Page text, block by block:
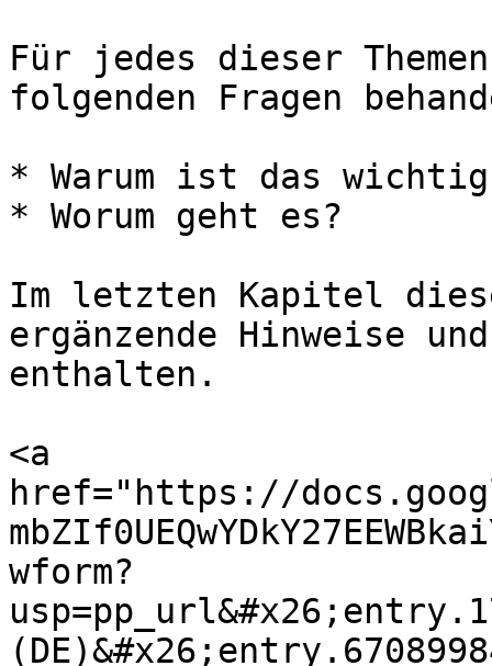
Für jedes dieser
folgenden Fragen
* Warum ist das
* Worum geht es?
Im letzten Kapitel
ergänzende Hinweise
enthalten.
<a
href="https://
wform?